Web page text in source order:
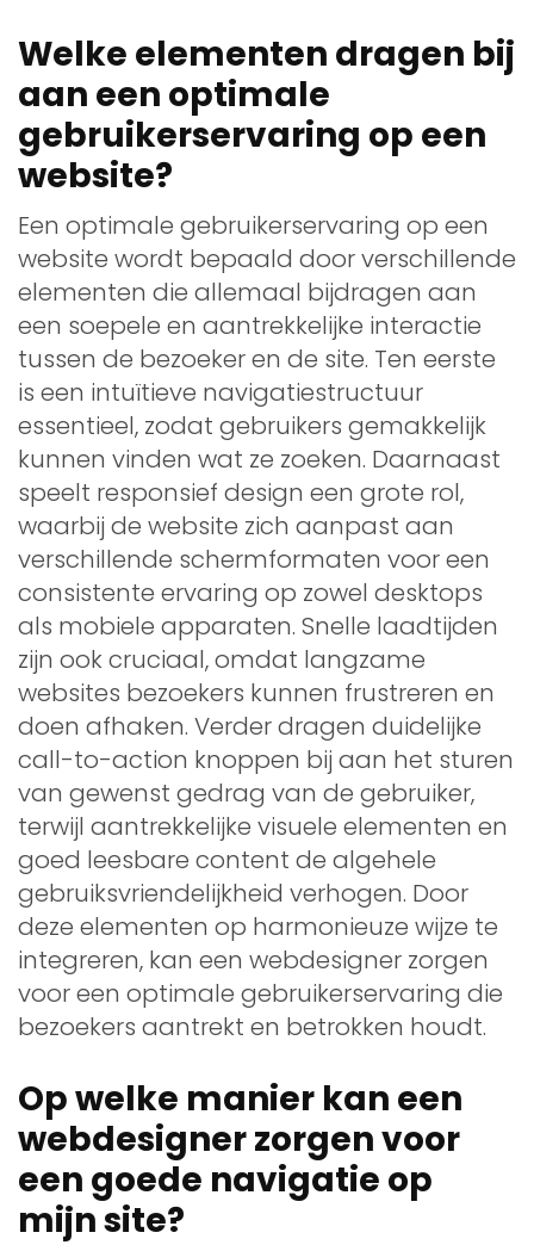
Welke elementen dragen bij
aan een optimale
gebruikerservaring op een
website?
Een optimale gebruikerservaring op een
website wordt bepaald door verschillende
elementen die allemaal bijdragen aan
een soepele en aantrekkelijke interactie
tussen de bezoeker en de site. Ten eerste
is een intuïtieve navigatiestructuur
essentieel, zodat gebruikers gemakkelijk
kunnen vinden wat ze zoeken. Daarnaast
speelt responsief design een grote rol,
waarbij de website zich aanpast aan
verschillende schermformaten voor een
consistente ervaring op zowel desktops
als mobiele apparaten. Snelle laadtijden
zijn ook cruciaal, omdat langzame
websites bezoekers kunnen frustreren en
doen afhaken. Verder dragen duidelijke
call-to-action knoppen bij aan het sturen
van gewenst gedrag van de gebruiker,
terwijl aantrekkelijke visuele elementen en
goed leesbare content de algehele
gebruiksvriendelijkheid verhogen. Door
deze elementen op harmonieuze wijze te
integreren, kan een webdesigner zorgen
voor een optimale gebruikerservaring die
bezoekers aantrekt en betrokken houdt.
Op welke manier kan een
webdesigner zorgen voor
een goede navigatie op
mijn site?